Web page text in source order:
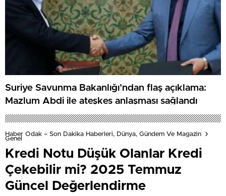
Suriye Savunma Bakanlığı’ndan flaş açıklama:
Mazlum Abdi ile ateşkes anlaşması sağlandı
Haber Odak – Son Dakika Haberleri, Dünya, Gündem Ve Magazin
Genel
Kredi Notu Düşük Olanlar Kredi
Çekebilir mi? 2025 Temmuz
Güncel Değerlendirme